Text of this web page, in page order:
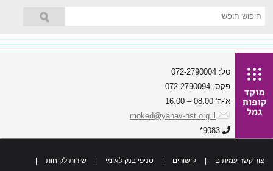
טל: 072-2790004
פקס: 072-2790094
א'-ה' 08:00 – 16:00
moked@yahav-hst.org.il
9083*
צור קשר עמיתים קישורים סניפי בנק לאומי שירות לקוחות